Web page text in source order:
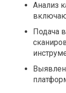
Анализ
Подача